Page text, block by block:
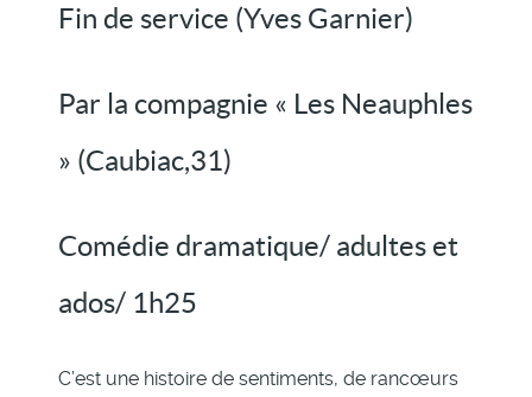
Fin de service (Yves Garnier)
Par la compagnie « Les Neauphles
» (Caubiac,31)
Comédie dramatique/ adultes et
ados/ 1h25
C’est une histoire de sentiments, de rancœurs